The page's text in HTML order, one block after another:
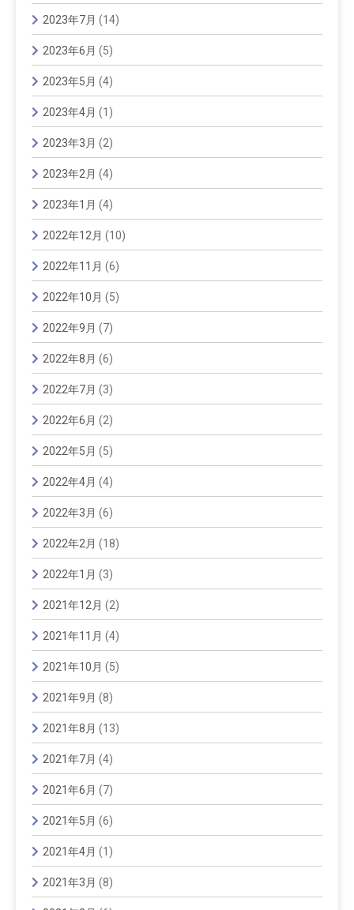
2023年7月 (14)
2023年6月 (5)
2023年5月 (4)
2023年4月 (1)
2023年3月 (2)
2023年2月 (4)
2023年1月 (4)
2022年12月 (10)
2022年11月 (6)
2022年10月 (5)
2022年9月 (7)
2022年8月 (6)
2022年7月 (3)
2022年6月 (2)
2022年5月 (5)
2022年4月 (4)
2022年3月 (6)
2022年2月 (18)
2022年1月 (3)
2021年12月 (2)
2021年11月 (4)
2021年10月 (5)
2021年9月 (8)
2021年8月 (13)
2021年7月 (4)
2021年6月 (7)
2021年5月 (6)
2021年4月 (1)
2021年3月 (8)